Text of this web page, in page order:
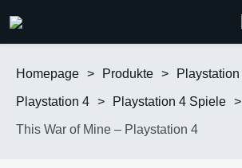
Homepage > Produkte > Playstation
Playstation 4 > Playstation 4 Spiele >
This War of Mine – Playstation 4